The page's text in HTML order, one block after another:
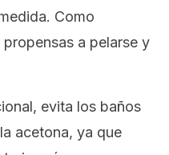
Como
a pelarse y
evita los baños
acetona, ya que